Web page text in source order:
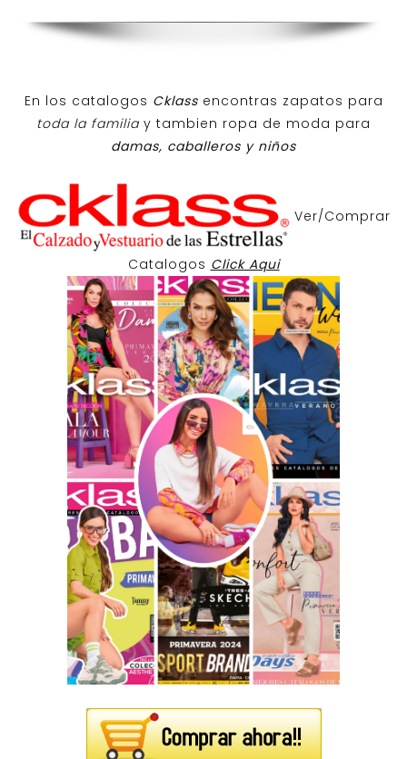
En los catalogos Cklass encontras zapatos para
toda la familiay tambien ropa de moda para
damas, caballeros y niños
Ver/Comprar
Catalogos Click Aqui